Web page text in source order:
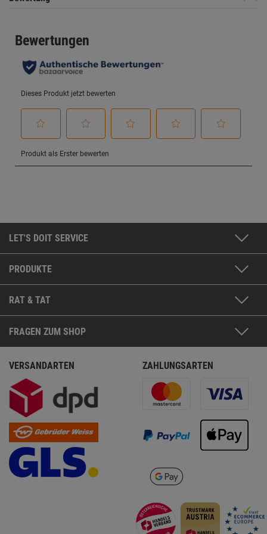
LET'S DOIT SERVICE
PRODUKTE
RAT & TAT
FRAGEN ZUM SHOP
VERSANDARTEN ZAHLUNGSARTEN